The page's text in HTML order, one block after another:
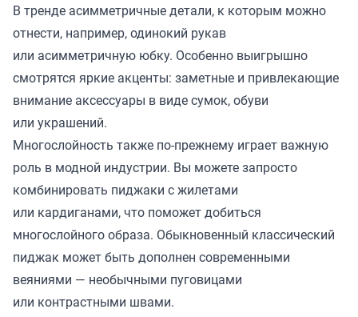
В тренде асимметричные детали, к которым можно
отнести, например, одинокий рукав
или асимметричную юбку. Особенно выигрышно
смотрятся яркие акценты: заметные и привлекающие
внимание аксессуары в виде сумок, обуви
или украшений.
Многослойность также по-прежнему играет важную
роль в модной индустрии. Вы можете запросто
комбинировать пиджаки с жилетами
или кардиганами, что поможет добиться
многослойного образа. Обыкновенный классический
пиджак может быть дополнен современными
веяниями — необычными пуговицами
или контрастными швами.